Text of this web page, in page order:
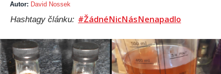
Autor: David Nossek
Hashtagy článku: #ŽádnéNicNásNenapadlo